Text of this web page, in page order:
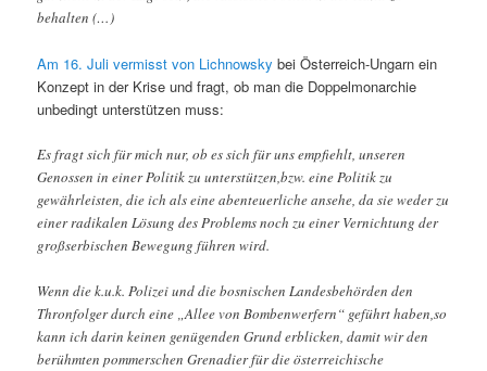
behalten (…)
Am 16. Juli vermisstvon Lichnowsky bei Österreich-Ungarn ein
Konzept in der Krise und fragt, ob man die Doppelmonarchie
unbedingt unterstützen muss:
Es fragt sich für mich nur, ob es sich für uns empfiehlt, unseren
Genossen in einer Politik zu unterstützen,bzw. eine Politik zu
gewährleisten, die ich als eine abenteuerliche ansehe, da sie weder zu
einer radikalen Lösung des Problems noch zu einer Vernichtung der
großserbischen Bewegung führen wird.
Wenn die k.u.k. Polizei und die bosnischen Landesbehörden den
Thronfolger durch eine „Allee von Bombenwerfern“ geführt haben,so
kann ich darin keinen genügenden Grund erblicken, damit wir den
berühmten pommerschen Grenadier für die österreichische